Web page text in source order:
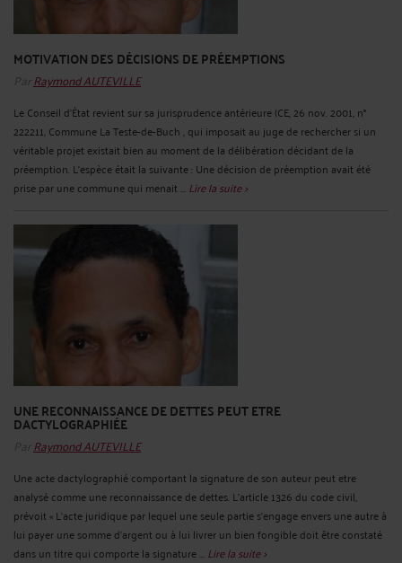
MOTIVATION DES DÉCISIONS DE PRÉEMPTIONS
Par Raymond AUTEVILLE
Le Conseil d'État revient sur sa jurisprudence antérieure (CE, 26 nov. 2001, n°
222211, Commune La Teste-de-Buch , qui imposait au juge de rechercher si un
véritable projet existait bien au moment de la délibération décidant de la
préemption. L’espèce était la suivante : Une décision de préemption avait été
prise par une commune qui menait ... Lire la suite >
UNE RECONNAISSANCE DE DETTES PEUT ETRE
DACTYLOGRAPHIÉE
Par Raymond AUTEVILLE
Une acte dactylographié comportant la signature de son auteur peut etre
analysé comme une reconnaissance de dettes. L’article 1326 du code civil,
prévoit « L'acte juridique par lequel une seule partie s'engage envers une autre à
lui payer une somme d'argent ou à lui livrer un bien fongible doit être constaté
dans un titre qui comporte la signature ... Lire la suite >